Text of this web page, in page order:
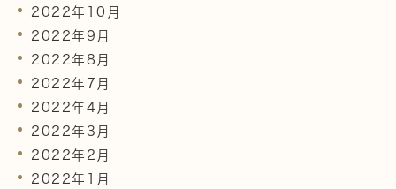
2022年10月
2022年9月
2022年8月
2022年7月
2022年4月
2022年3月
2022年2月
2022年1月